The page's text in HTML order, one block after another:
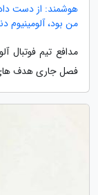
هوشمند: از دست
من بود،
مدافع تیم فوتبال
فصل جاری هدف های